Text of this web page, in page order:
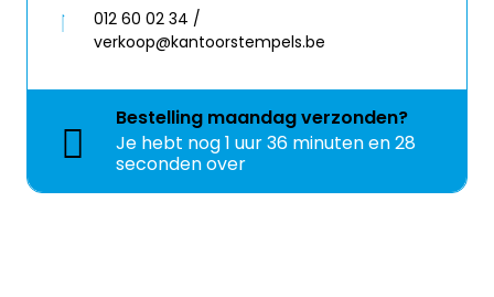
012 60 02 34 /
verkoop@kantoorstempels.be
Bestelling maandagverzonden?
Je hebt nog1 uur 36 minuten en 27
seconden over